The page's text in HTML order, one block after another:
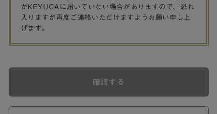
がKEYUCAに届いていない場合がありますので、恐れ
入りますが再度ご連絡いただけますようお願い申し上
げます。
確認する